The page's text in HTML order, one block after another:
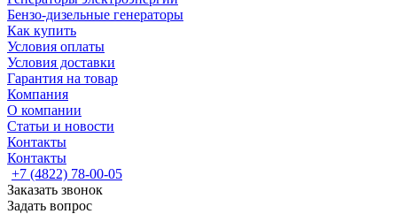
Бензо-дизельные генераторы
Как купить
Условия оплаты
Условия доставки
Гарантия на товар
Компания
О компании
Статьи и новости
Контакты
Контакты
+7 (4822) 78-00-05
Заказать звонок
Задать вопрос